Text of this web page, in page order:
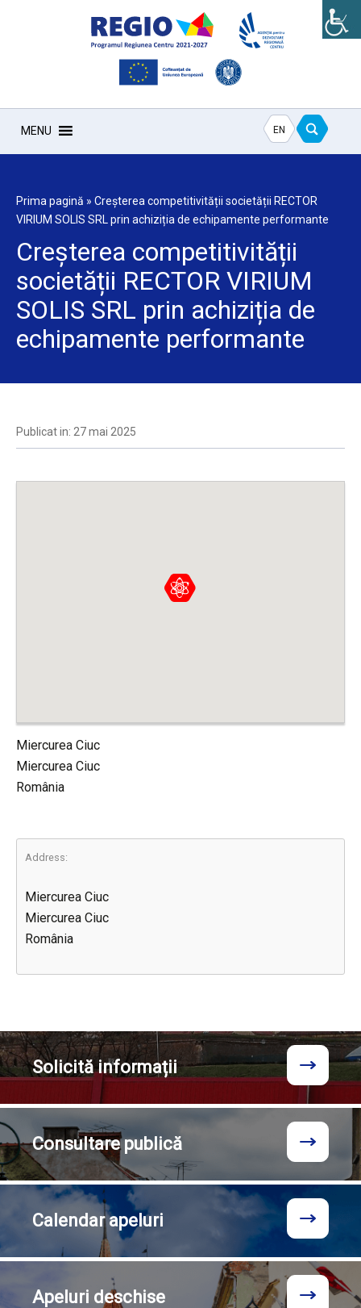
MENU EN
Prima pagină » Creșterea competitivității societății RECTOR
VIRIUM SOLIS SRL prin achiziția de echipamente performante
Creșterea competitivității
societății RECTOR VIRIUM
SOLIS SRL prin achiziția de
echipamente performante
Publicat in: 27 mai 2025
Miercurea Ciuc
Miercurea Ciuc
România
Address:
Miercurea Ciuc
Miercurea Ciuc
România
Solicităinformații
Consultarepublică
Calendarapeluri
Apeluri deschise